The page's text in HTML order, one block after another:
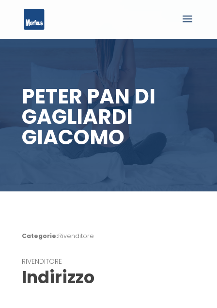
PETER PAN DI
GAGLIARDI
GIACOMO
Categorie:Rivenditore
RIVENDITORE
Indirizzo